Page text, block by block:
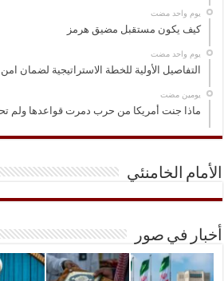
‏يوم واحد مضت
كيف يكون مستقبل مضيق هرمز
‏يوم واحد مضت
التفاصيل الأولية للخطة الاستراتيجية لضمان
‏يومين مضت
ماذا جنت أمريكا من حرب دمرت قواعدها ولم
الأمام الخامنئي
أخبار في صور